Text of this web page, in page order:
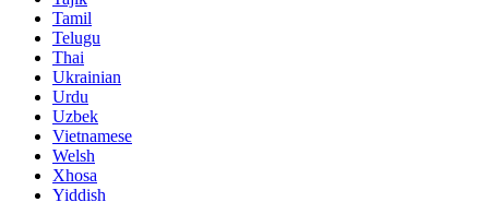
Tamil
Telugu
Thai
Ukrainian
Urdu
Uzbek
Vietnamese
Welsh
Xhosa
Yiddish